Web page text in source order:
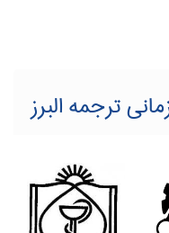
ترجمه البرز